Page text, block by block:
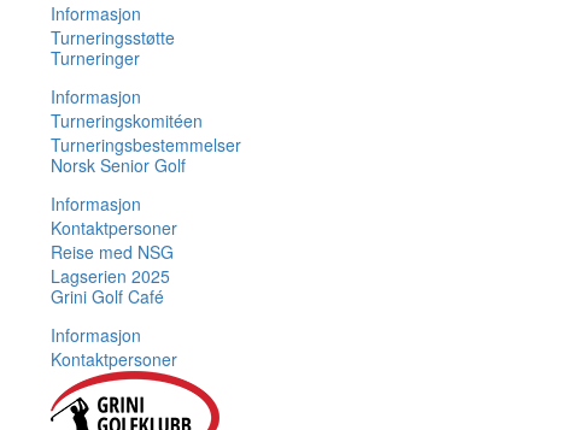
Informasjon
Turneringsstøtte
Turneringer
Informasjon
Turneringskomitéen
Turneringsbestemmelser
Norsk Senior Golf
Informasjon
Kontaktpersoner
Reise med NSG
Lagserien 2025
Grini Golf Café
Informasjon
Kontaktpersoner